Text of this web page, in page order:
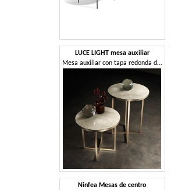
LUCE LIGHT mesa auxiliar
Mesa auxiliar con tapa redonda de mármol
Ninfea Mesas de centro